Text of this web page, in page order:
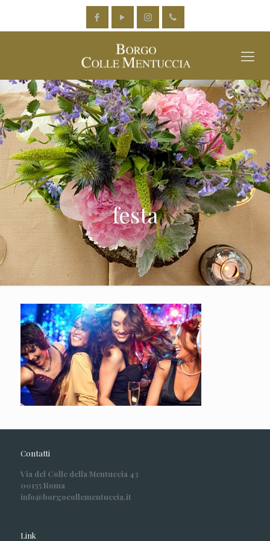
festa
Contatti
Via del Colle della Mentuccia 43
00155 Roma
info@borgocollementuccia.it
Link